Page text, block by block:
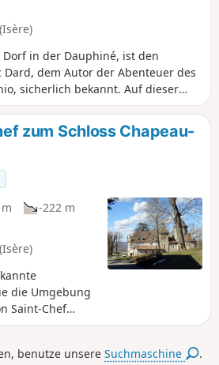
in der Dauphiné, ist den
Dard, dem Autor der Abenteuer des
sicherlich bekannt. Auf dieser
Sie in seinen Fußstapfen wandeln
wunderschöne Schloss Chapeau
zum Schloss Chapeau-
-222 m
die Umgebung
Saint-Chef
führt unter
benutze unsereSuchmaschine .